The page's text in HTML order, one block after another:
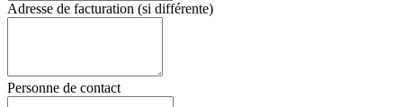
Adresse de facturation (si différente)
Personne de contact